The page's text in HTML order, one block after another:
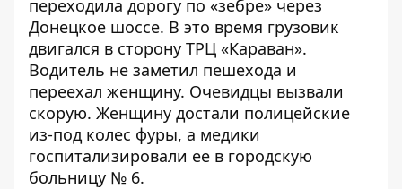
переходила дорогу по «зебре» через
Донецкое шоссе. В это время грузовик
двигался в сторону ТРЦ «Караван».
Водитель не заметил пешехода и
переехал женщину. Очевидцы вызвали
скорую. Женщину достали полицейские
из-под колес фуры, а медики
госпитализировали ее в городскую
больницу № 6.